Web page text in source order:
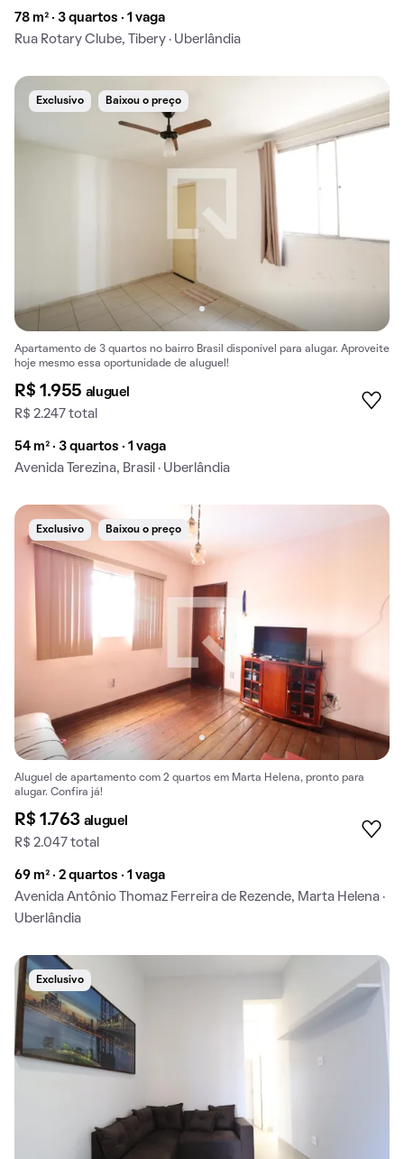
78 m² · 3 quartos · 1 vaga
Rua Rotary Clube, Tibery · Uberlândia
Exclusivo Baixou o preço
Apartamento de 3 quartos no bairro Brasil disponível para alugar. Aproveite
hoje mesmo essa oportunidade de aluguel!
R$ 1.955 aluguel
R$ 2.247 total
54 m² · 3 quartos · 1 vaga
Avenida Terezina, Brasil · Uberlândia
Exclusivo Baixou o preço
Aluguel de apartamento com 2 quartos em Marta Helena, pronto para
alugar. Confira já!
R$ 1.763 aluguel
R$ 2.047 total
69 m² · 2 quartos · 1 vaga
Avenida Antônio Thomaz Ferreira de Rezende, Marta Helena ·
Uberlândia
Exclusivo